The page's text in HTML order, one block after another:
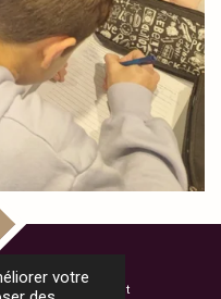
votre
- Pontault Combault